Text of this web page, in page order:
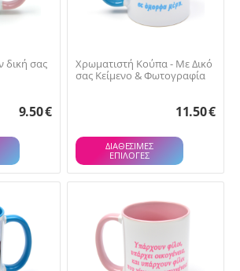
δική σας
9.50€
Χρωματιστή Κούπα - Με Δικό
σας Κείμενο & Φωτογραφία
11.50€
ΔΙΑΘΕΣΙΜΕΣ
ΕΠΙΛΟΓΈΣ